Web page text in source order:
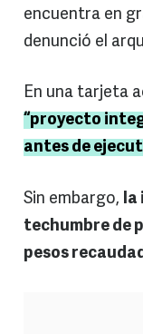
encuentra en
denunció el
En una tarjeta
“proyecto
antes de
Sin embargo, la
techumbre de
pesos